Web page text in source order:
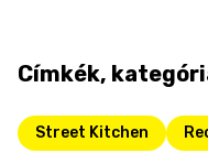
Címkék,
Street Kitchen